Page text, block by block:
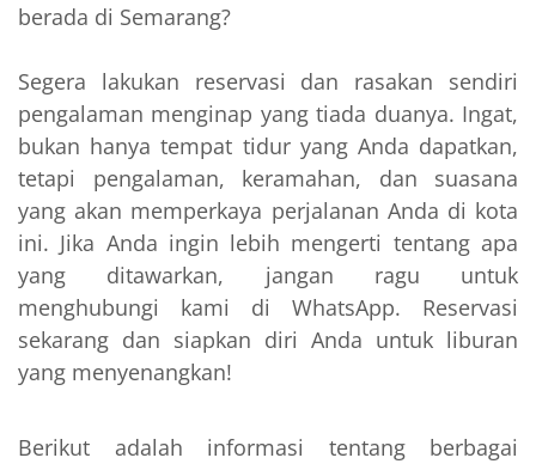
berada di Semarang?
Segera lakukan reservasi dan rasakan sendiri
pengalaman menginap yang tiada duanya. Ingat,
bukan hanya tempat tidur yang Anda dapatkan,
tetapi pengalaman, keramahan, dan suasana
yang akan memperkaya perjalanan Anda di kota
ini. Jika Anda ingin lebih mengerti tentang apa
yang ditawarkan, jangan ragu untuk
menghubungi kami di WhatsApp. Reservasi
sekarang dan siapkan diri Anda untuk liburan
yang menyenangkan!
Berikut adalah informasi tentang berbagai